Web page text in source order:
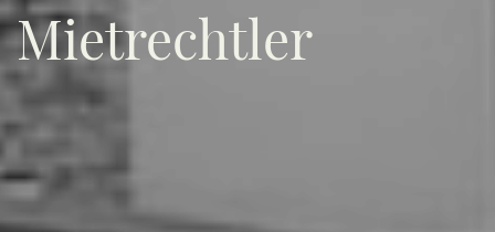
Mietrechtler